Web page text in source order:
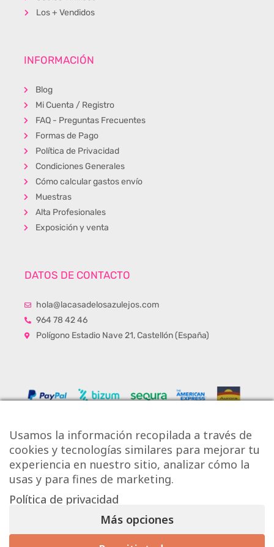
Los + Vendidos
INFORMACIÓN
Blog
Mi Cuenta / Registro
FAQ - Preguntas Frecuentes
Formas de Pago
Política de Privacidad
Condiciones Generales
Cómo calcular gastos envío
Muestras
Alta Profesionales
Exposición y venta
DATOS DE CONTACTO
hola@lacasadelosazulejos.com
964 78 42 46
Polígono Estadio Nave 21, Castellón (España)
Copyright © Onlytiles S.L.
Usamos la información recopilada a través de
cookies y tecnologías similares para mejorar tu
experiencia en nuestro sitio, analizar cómo la
usas y para fines de marketing.
Política de privacidad
Más opciones